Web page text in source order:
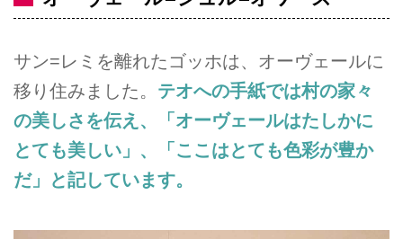
サン=レミを離れたゴッホは、オーヴェールに
移り住みました。 テオへの手紙では村の家々
の美しさを伝え、「オーヴェールはたしかに
とても美しい」、「ここはとても色彩が豊か
だ」と記しています。